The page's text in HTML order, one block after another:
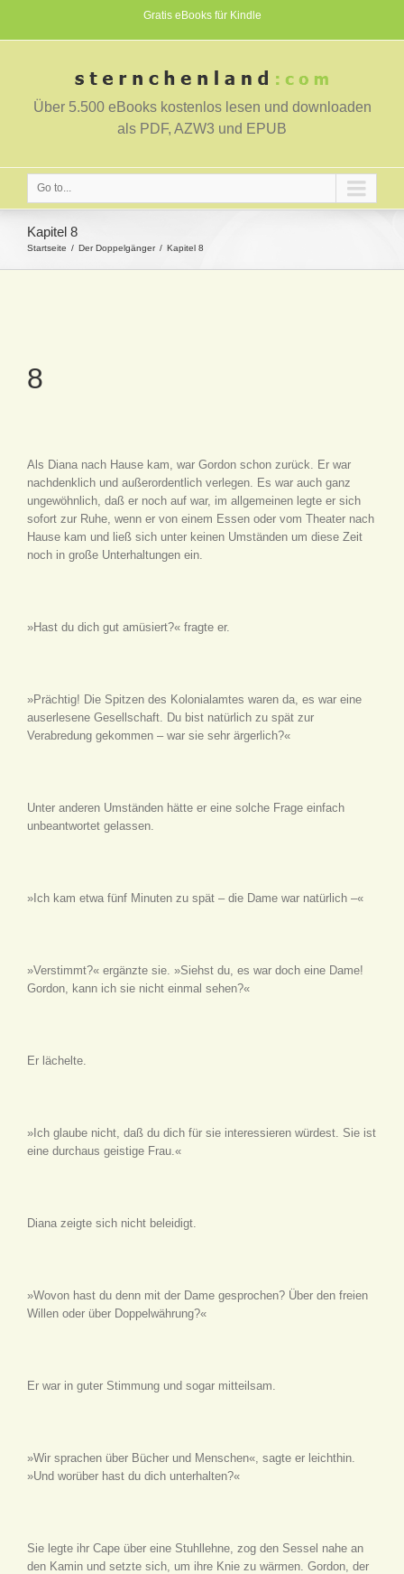
Gratis eBooks für Kindle
Über 5.500 eBooks kostenlos lesen und downloaden
als PDF, AZW3 und EPUB
Go to...
Kapitel 8
Startseite Der Doppelgänger Kapitel 8
8
Als Diana nach Hause kam, war Gordon schon zurück. Er war
nachdenklich und außerordentlich verlegen. Es war auch ganz
ungewöhnlich, daß er noch auf war, im allgemeinen legte er sich
sofort zur Ruhe, wenn er von einem Essen oder vom Theater nach
Hause kam und ließ sich unter keinen Umständen um diese Zeit
noch in große Unterhaltungen ein.
»Hast du dich gut amüsiert?« fragte er.
»Prächtig! Die Spitzen des Kolonialamtes waren da, es war eine
auserlesene Gesellschaft. Du bist natürlich zu spät zur
Verabredung gekommen – war sie sehr ärgerlich?«
Unter anderen Umständen hätte er eine solche Frage einfach
unbeantwortet gelassen.
»Ich kam etwa fünf Minuten zu spät – die Dame war natürlich –«
»Verstimmt?« ergänzte sie. »Siehst du, es war doch eine Dame!
Gordon, kann ich sie nicht einmal sehen?«
Er lächelte.
»Ich glaube nicht, daß du dich für sie interessieren würdest. Sie ist
eine durchaus geistige Frau.«
Diana zeigte sich nicht beleidigt.
»Wovon hast du denn mit der Dame gesprochen? Über den freien
Willen oder über Doppelwährung?«
Er war in guter Stimmung und sogar mitteilsam.
»Wir sprachen über Bücher und Menschen«, sagte er leichthin.
»Und worüber hast du dich unterhalten?«
Sie legte ihr Cape über eine Stuhllehne, zog den Sessel nahe an
den Kamin und setzte sich, um ihre Knie zu wärmen. Gordon, der